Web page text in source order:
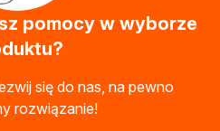
pomocy w wyborze
się do nas, na pewno
rozwiązanie!